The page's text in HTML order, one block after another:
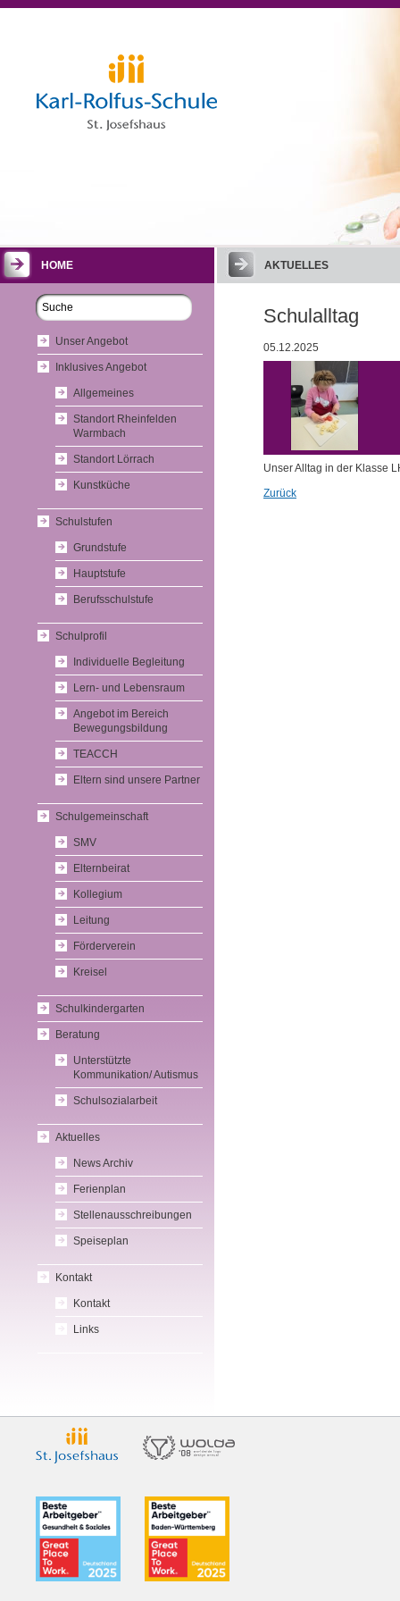
HOME
Unser Angebot
Inklusives Angebot
Allgemeines
Standort Rheinfelden
Warmbach
Standort Lörrach
Kunstküche
Schulstufen
Grundstufe
Hauptstufe
Berufsschulstufe
Schulprofil
Individuelle Begleitung
Lern- und Lebensraum
Angebot im Bereich
Bewegungsbildung
TEACCH
Eltern sind unsere Partner
Schulgemeinschaft
SMV
Elternbeirat
Kollegium
Leitung
Förderverein
Kreisel
Schulkindergarten
Beratung
Unterstützte
Kommunikation/ Autismus
Schulsozialarbeit
Aktuelles
News Archiv
Ferienplan
Stellenausschreibungen
Speiseplan
Kontakt
Kontakt
Links
AKTUELLES
Schulalltag
05.12.2025
Unser Alltag in der Klasse
Zurück